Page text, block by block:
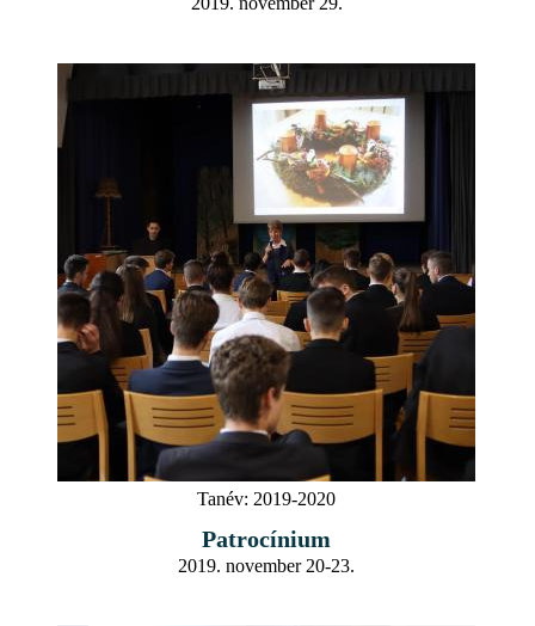
Tanév: 2019-2020
Patrocínium
2019. november 20-23.